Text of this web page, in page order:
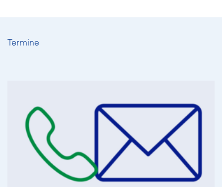
Termine